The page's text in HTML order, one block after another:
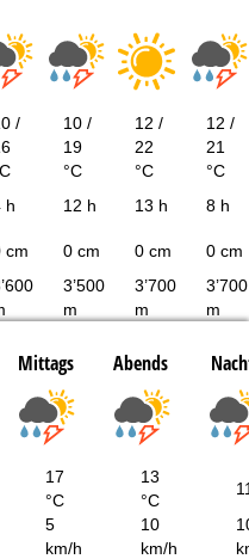
/
10 /
19
°C
12 /
22
°C
12 /
21
°C
h 12 h 13 h 8 h
cm 0 cm 0 cm 0 cm
3’500
m
3’700
m
3’700
m
Mittags Abends
17
°C
13
°C
5
km/h
10
km/h